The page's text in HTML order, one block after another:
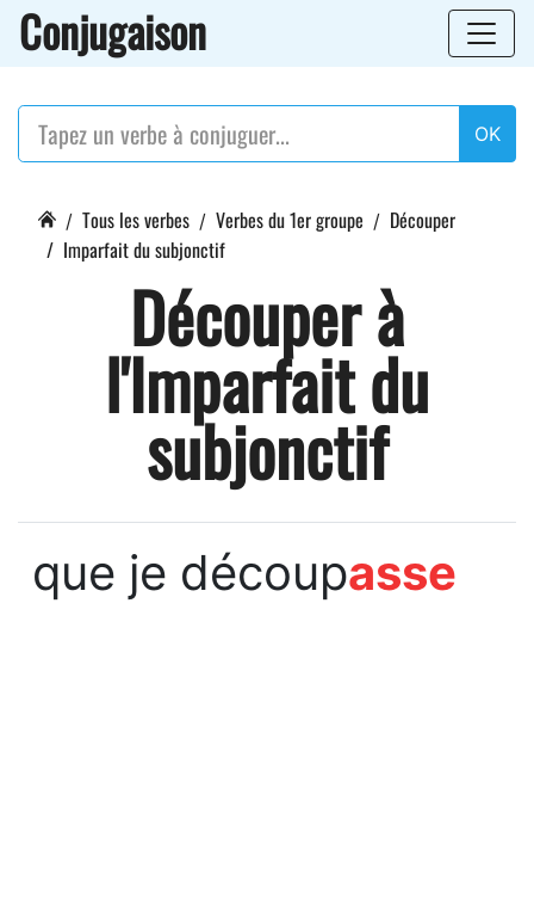
Conjugaison
OK
Tous les verbes Verbes du 1er groupe
Découper
Imparfait du subjonctif
Découper à
l'Imparfait du
subjonctif
que je découpasse